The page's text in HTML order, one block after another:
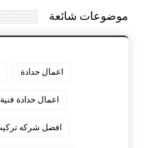
موضوعات شائعة
اعمال حدادة
اعمال حدادة فنية
افضل شركه